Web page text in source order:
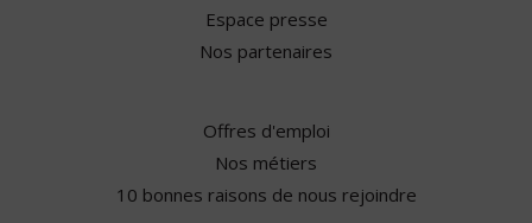
Espace presse
Nos partenaires
Offres d'emploi
Nos métiers
10 bonnes raisons de nous rejoindre